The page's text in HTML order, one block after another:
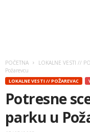
POČETNA LOKALNE VESTI //
Požarevcu
LOKALNE VESTI // POŽAREVAC
Potresne
parku u